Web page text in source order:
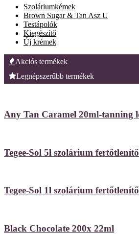
Szoláriumkémek
Brown Sugar & Tan Asz U
Testápolók
Kiegészítő
Új krémek
Akciós termékek
Legnépszerűbb termékek
Any Tan Caramel 20ml-tanning
Tegee-Sol 5l szolárium fertőtlenítő
Tegee-Sol 1l szolárium fertőtlenítő
Black Chocolate 200x 22ml